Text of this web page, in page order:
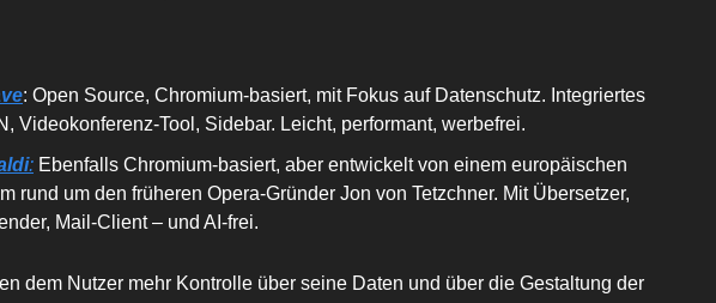
: Open Source, Chromium-basiert, mit Fokus auf Datenschutz. Integriertes
Videokonferenz-Tool, Sidebar. Leicht, performant, werbefrei.
: Ebenfalls Chromium-basiert, aber entwickelt von einem europäischen
rund um den früheren Opera-Gründer Jon von Tetzchner. Mit Übersetzer,
Mail-Client – und AI-frei.
dem Nutzer mehr Kontrolle über seine Daten und über die Gestaltung der